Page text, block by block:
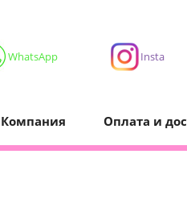
WhatsApp Insta
Компания Оплата и